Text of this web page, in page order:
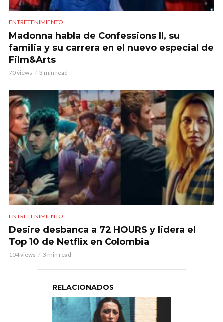
ENTRETENIMIENTO
Madonna habla de Confessions II, su
familia y su carrera en el nuevo especial de
Film&Arts
70 views 3 min read
ENTRETENIMIENTO
Desire desbanca a 72 HOURS y lidera el
Top 10 de Netflix en Colombia
104 views 3 min read
RELACIONADOS